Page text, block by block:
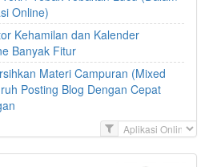
Online)
Kehamilan dan Kalender
Banyak Fitur
Materi Campuran (Mixed
Posting Blog Dengan Cepat
F